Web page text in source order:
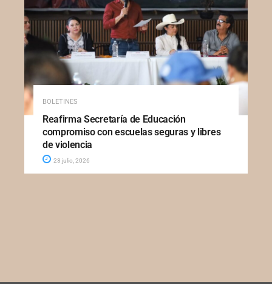
BOLETINES
Reafirma Secretaría de Educación
compromiso con escuelas seguras y libres
de violencia
23 julio, 2026